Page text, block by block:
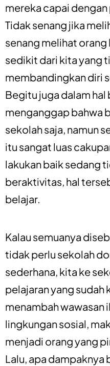
mereka capai
Tidak senang jika
senang melihat
sedikit dari kita yang
membandingkan diri
Begitu juga dalam
menganggap bahwa
sekolah saja, namun
itu sangat luas
lakukan baik sedang
beraktivitas, hal
belajar.
Kalau semuanya
tidak perlu sekolah
sederhana, kita ke
pelajaran yang sudah
menambah wawasan
lingkungan sosial,
menjadi orang yang
Lalu, apa dampaknya